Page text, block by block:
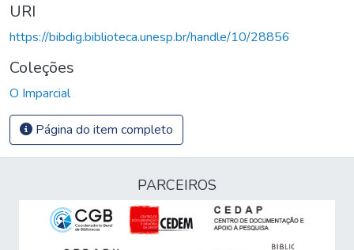
URI
https://bibdig.biblioteca.unesp.br/handle/10/28856
Coleções
O Imparcial
Página do item completo
PARCEIROS